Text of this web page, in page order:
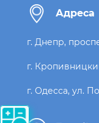
Адреса
г. Днепр,
г.
г. Одесса, ул.